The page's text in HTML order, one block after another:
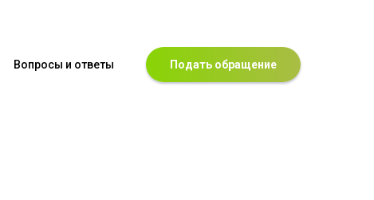
Вопросы и ответы Подать обращение